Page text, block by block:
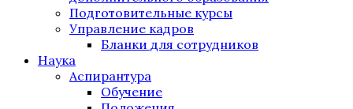
Подготовительные курсы
Управление кадров
Бланки для сотрудников
Наука
Аспирантура
Обучение